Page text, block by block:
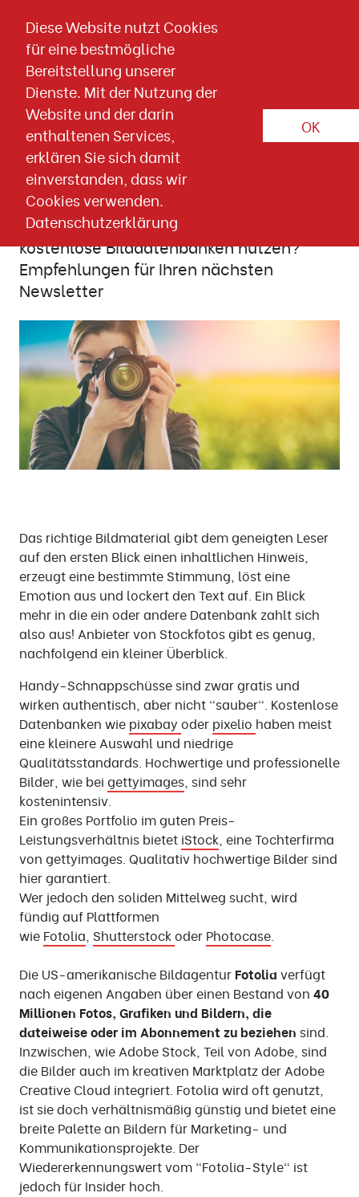
Diese Website nutzt Cookies
für eine bestmögliche
Bereitstellung unserer
Dienste. Mit der Nutzung der
Website und der darin
enthaltenen Services,
erklären Sie sich damit
einverstanden, dass wir
Cookies verwenden.
Datenschutzerklärung
OK
Artikel-Detailseite
10. SEPTEMBER 2020
Online Marketing
Wissen & Downloads
Ein Bild sagt mehr als tausend
Worte
Selbst fotografieren, kaufen oder
kostenlose Bilddatenbanken nutzen?
Empfehlungen für Ihren nächsten
Newsletter
Das richtige Bildmaterial gibt dem geneigten Leser
auf den ersten Blick einen inhaltlichen Hinweis,
erzeugt eine bestimmte Stimmung, löst eine
Emotion aus und lockert den Text auf. Ein Blick
mehr in die ein oder andere Datenbank zahlt sich
also aus! Anbieter von Stockfotos gibt es genug,
nachfolgend ein kleiner Überblick.
Handy-Schnappschüsse sind zwar gratis und
wirken authentisch, aber nicht "sauber". Kostenlose
Datenbanken wie pixabay oder pixelio haben meist
eine kleinere Auswahl und niedrige
Qualitätsstandards. Hochwertige und professionelle
Bilder, wie bei gettyimages, sind sehr
kostenintensiv.
Ein großes Portfolio im guten Preis-
Leistungsverhältnis bietet iStock, eine Tochterfirma
von gettyimages. Qualitativ hochwertige Bilder sind
hier garantiert.
Wer jedoch den soliden Mittelweg sucht, wird
fündig auf Plattformen
wie Fotolia, Shutterstockoder Photocase.
Die US-amerikanische Bildagentur Fotolia verfügt
nach eigenen Angaben über einen Bestand von 40
Millionen Fotos, Grafiken und Bildern, die
dateiweise oder im Abonnement zu beziehen sind.
Inzwischen, wie Adobe Stock, Teil von Adobe, sind
die Bilder auch im kreativen Marktplatz der Adobe
Creative Cloud integriert. Fotolia wird oft genutzt,
ist sie doch verhältnismäßig günstig und bietet eine
breite Palette an Bildern für Marketing- und
Kommunikationsprojekte. Der
Wiedererkennungswert vom "Fotolia-Style" ist
jedoch für Insider hoch.